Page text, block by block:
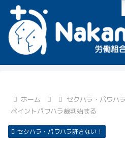
ホーム セクハラ・パワハ
ペイントパワハラ裁判始まる
セクハラ・パワハラ許さない！